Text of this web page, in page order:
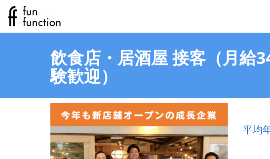
飲食店・居酒屋 接客（月給
験歓迎）
平均